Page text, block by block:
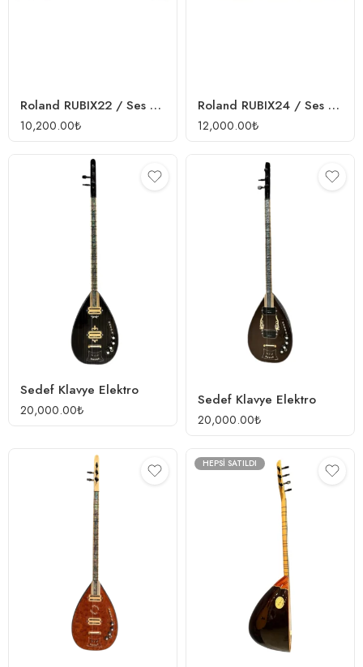
Roland RUBIX22 / Ses Kartı
10,200.00₺
Roland RUBIX24 / Ses Kartı
12,000.00₺
Sedef Klavye Elektro
20,000.00₺
Sedef Klavye Elektro
20,000.00₺
HEPSI SATILDI